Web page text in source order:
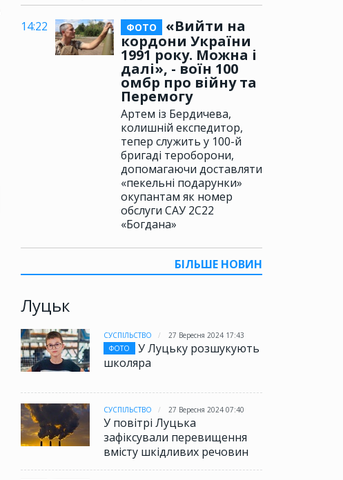
14:22 ФОТО
«Вийти на
кордони України
1991 року. Можна і
далі», - воїн 100
омбр про війну та
Перемогу
Артем із Бердичева,
колишній експедитор,
тепер служить у 100-й
бригаді тероборони,
допомагаючи доставляти
«пекельні подарунки»
окупантам як номер
обслуги САУ 2С22
«Богдана»
БІЛЬШЕ НОВИН
Луцьк
СУСПІЛЬСТВО
27 Вересня 2024 17:43
ФОТО
У Луцьку розшукують
школяра
СУСПІЛЬСТВО 27 Вересня 2024 07:40
У повітрі Луцька
зафіксували перевищення
вмісту шкідливих речовин